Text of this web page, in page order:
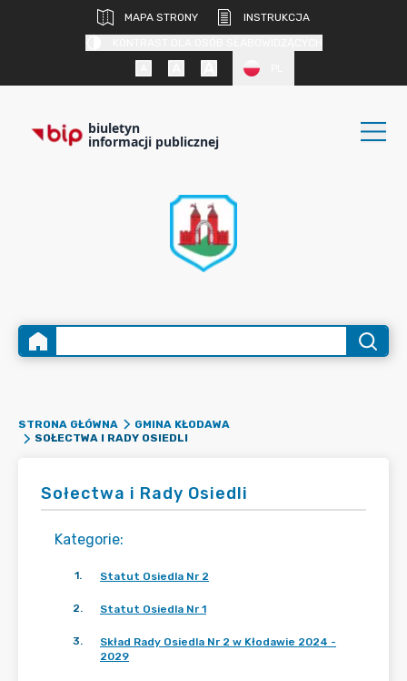
MAPA STRONY
INSTRUKCJA
biuletyn
informacji publicznej
STRONA GŁÓWNA
GMINA KŁODAWA
SOŁECTWA I RADY OSIEDLI
Sołectwa i Rady Osiedli
Kategorie:
1. Statut Osiedla Nr 2
2. Statut Osiedla Nr 1
3.
Skład Rady Osiedla Nr 2 w Kłodawie 2024 -
2029